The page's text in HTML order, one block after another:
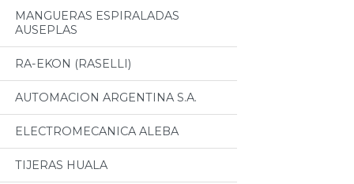
MANGUERAS ESPIRALADAS
AUSEPLAS
RA-EKON (RASELLI)
AUTOMACION ARGENTINA S.A.
ELECTROMECANICA ALEBA
TIJERAS HUALA